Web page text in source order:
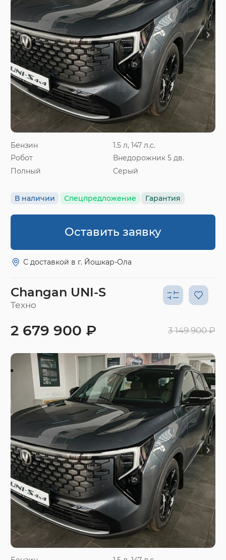
Бензин
1.5 л, 147 л.с.
Робот
Внедорожник 5 дв.
Полный
Серый
В наличии Спецпредложение Гарантия
Оставить заявку
С доставкой в г. Йошкар-Ола
Changan UNI-S
Техно
2 679 900 ₽ 3 149 900 ₽